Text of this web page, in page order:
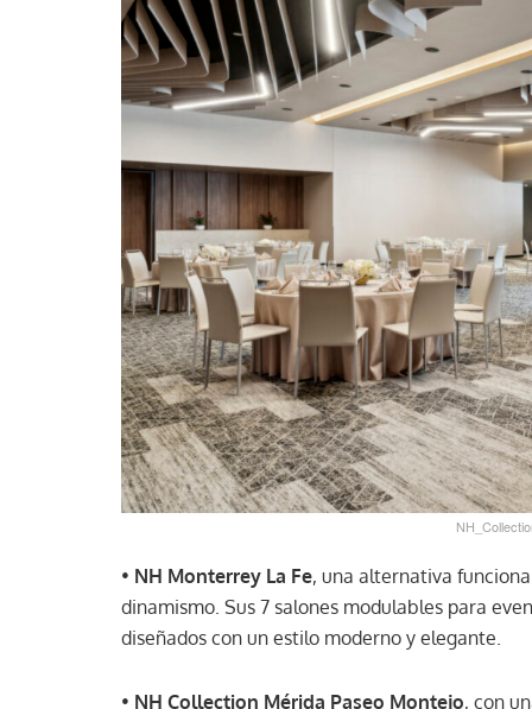
• NH Monterrey La Fe, una alternativa
dinamismo. Sus 7 salones modulables para
diseñados con un estilo moderno y elegante.
• NH Collection Mérida Paseo Montejo, con